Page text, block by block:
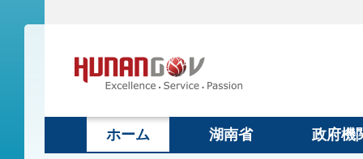
ホーム 湖南省 政府機